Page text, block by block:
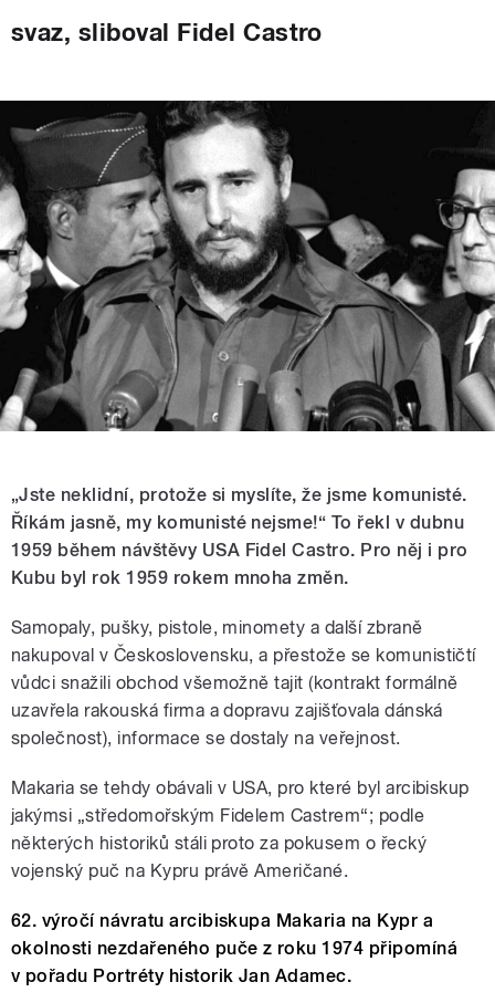
svaz, sliboval Fidel Castro
„Jste neklidní, protože si myslíte, že jsme komunisté.
Říkám jasně, my komunisté nejsme!“ To řekl v dubnu
1959 během návštěvy USA Fidel Castro. Pro něj i pro
Kubu byl rok 1959 rokem mnoha změn.
Samopaly, pušky, pistole, minomety a další zbraně
nakupoval v Československu, a přestože se komunističtí
vůdci snažili obchod všemožně tajit (kontrakt formálně
uzavřela rakouská firma a dopravu zajišťovala dánská
společnost), informace se dostaly na veřejnost.
Makaria se tehdy obávali v USA, pro které byl arcibiskup
jakýmsi „středomořským Fidelem Castrem“; podle
některých historiků stáli proto za pokusem o řecký
vojenský puč na Kypru právě Američané.
62. výročí návratu arcibiskupa Makaria na Kypr a
okolnosti nezdařeného puče z roku 1974 připomíná
v pořadu Portréty historik Jan Adamec.